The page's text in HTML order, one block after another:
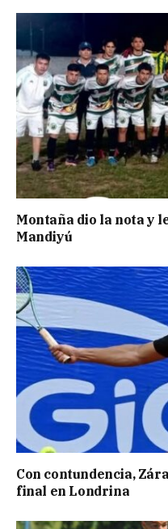
Montaña dio la nota y
Mandiyú
Con contundencia,
final en Londrina